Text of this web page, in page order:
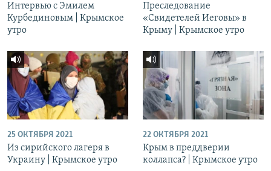
Интервью с Эмилем
Курбединовым | Крымское
утро
Преследование
«Свидетелей Иеговы» в
Крыму | Крымское утро
25 ОКТЯБРЯ 2021
Из сирийского лагеря в
Украину | Крымское утро
22 ОКТЯБРЯ 2021
Крым в преддверии
коллапса? | Крымское утро